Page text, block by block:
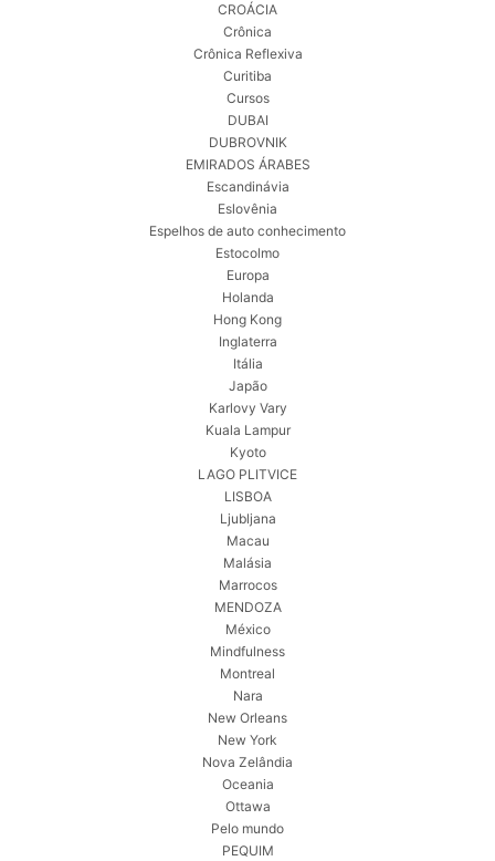
CROÁCIA
Crônica
Crônica Reflexiva
Curitiba
Cursos
DUBAI
DUBROVNIK
EMIRADOS ÁRABES
Escandinávia
Eslovênia
Espelhos de auto conhecimento
Estocolmo
Europa
Holanda
Hong Kong
Inglaterra
Itália
Japão
Karlovy Vary
Kuala Lampur
Kyoto
LAGO PLITVICE
LISBOA
Ljubljana
Macau
Malásia
Marrocos
MENDOZA
México
Mindfulness
Montreal
Nara
New Orleans
New York
Nova Zelândia
Oceania
Ottawa
Pelo mundo
PEQUIM